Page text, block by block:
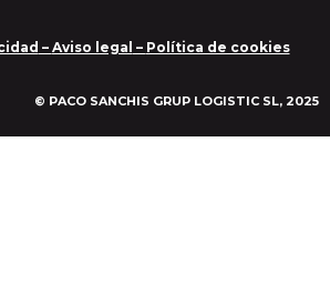
– Aviso legal – Política de cookies
© PACO SANCHIS GRUP LOGISTIC SL, 2025